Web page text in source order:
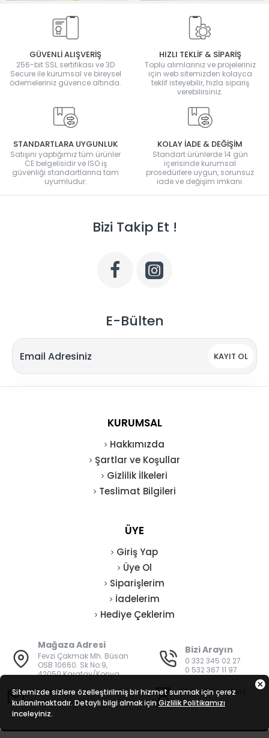
GÜVENLİ ALIŞVERİŞ
256-bit SSL sertifikası ve 3D
Secure ile kurumsal ve bireysel
ödemeleriniz güvence altında.
HIZLI TEKLİF & SİPARİŞ
Toplu alımlarınız ve projeleriniz
için web sitemizden kolayca
teklif isteyebilir, hızla sipariş
verebilirsiniz.
STANDARTLARA UYGUNLUK
Satışını yaptığımız tüm ürünler
CE belgelisidir ve ISO iş
güvenliği standartlarına tam
uyumludur.
KOLAY İADE & DEĞİŞİM
Standart ürünlerde 14 gün
içerisinde kurumsal
prosedürlere uygun, sorunsuz
iade ve değişim imkanı.
Bizi Takip Et !
E-Bülten
KAYIT OL
KURUMSAL
Hakkımızda
Şartlar ve Koşullar
Gizlilik İlkeleri
Teslimat Bilgileri
ÜYE
Giriş Yap
Üye Ol
Siparişlerim
İadelerim
Hediye Çeklerim
Mağaza Adresi
Fevzi Çakmak Mh. Büsan
OSB 10660. Sk No:9,
42050 Karatay/Konya
Bizi Arayın
0 332 345 02 27
0 532 367 11 97
E-Posta
bilgi@vatanisguvenligi.com
Mesai Saatleri
08:00 - 19:00
Sitemizde sizlere özelleştirilmiş bir hizmet sunmak için çerez
kullanılmaktadır. Detaylı bilgi almak için Gizlilik Politikamızı
inceleyiniz.